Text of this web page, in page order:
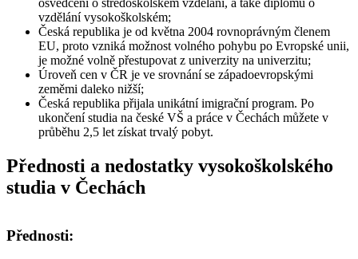
osvědčení o středoškolském vzdělání, a také diplomu o
vzdělání vysokoškolském;
Česká republika je od května 2004 rovnoprávným členem
EU, proto vzniká možnost volného pohybu po Evropské unii,
je možné volně přestupovat z univerzity na univerzitu;
Úroveň cen v ČR je ve srovnání se západoevropskými
zeměmi daleko nižší;
Česká republika přijala unikátní imigrační program. Po
ukončení studia na české VŠ a práce v Čechách můžete v
průběhu 2,5 let získat trvalý pobyt.
Přednosti a nedostatky vysokoškolského
studia v Čechách
Přednosti: